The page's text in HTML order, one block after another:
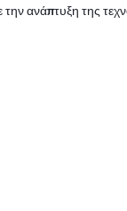
ανάπτυξη της